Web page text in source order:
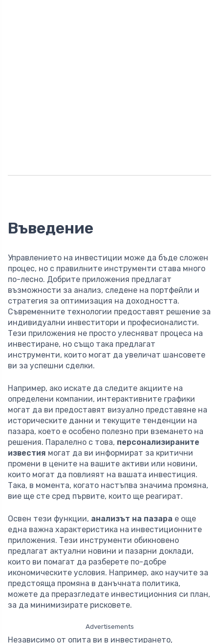
Въведение
Управлението на инвестиции може да бъде сложен
процес, но с правилните инструменти става много
по-лесно. Добрите приложения предлагат
възможности за анализ, следене на портфейли и
стратегия за оптимизация на доходността.
Съвременните технологии предоставят решение за
индивидуални инвеститори и професионалисти.
Тези приложения не просто улесняват процеса на
инвестиране, но също така предлагат
инструменти, които могат да увеличат шансовете
ви за успешни сделки.
Например, ако искате да следите акциите на
определени компании, интерактивните графики
могат да ви предоставят визуално представяне на
историческите данни и текущите тенденции на
пазара, което е особено полезно при вземането на
решения. Паралелно с това, персонализираните
известия могат да ви информират за критични
промени в цените на вашите активи или новини,
които могат да повлияят на вашата инвестиция.
Така, в момента, когато настъпва значима промяна,
вие ще сте сред първите, които ще реагират.
Освен тези функции, анализът на пазара е още
една важна характеристика на инвестиционните
приложения. Тези инструменти обикновено
предлагат актуални новини и пазарни доклади,
които ви помагат да разберете по-добре
икономическите условия. Например, ако научите за
предстояща промяна в данъчната политика,
можете да преразгледате инвестиционния си план,
за да минимизирате рисковете.
Advertisements
Независимо от опита ви в инвестирането,